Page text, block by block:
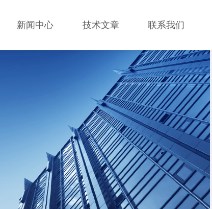
新闻中心 技术文章 联系我们